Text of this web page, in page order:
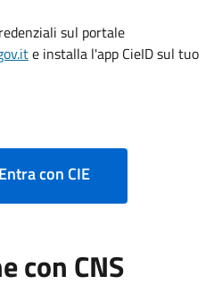
sul portale
e installa l'app CieID sul tuo
Entra con CIE
con CNS